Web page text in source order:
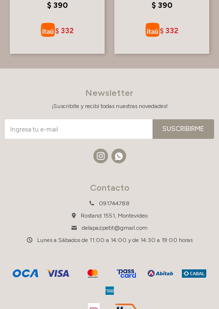
$ 390
$ 332
$ 390
$ 332
Contacto
091744788
Rostand 1551, Montevideo
delapazpetit@gmail.com
Lunes a Sábados de 11:00 a 14:00 y de 14:30 a 19:00 horas
Newsletter
¡Suscribite y recibí todas nuestras novedades!
SUSCRIBIRME
 